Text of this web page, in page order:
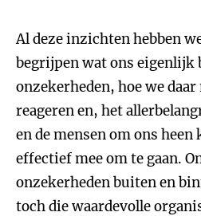
Al deze inzichten hebben
begrijpen wat ons eigenlijk
onzekerheden, hoe we
reageren en, het
en de mensen om ons heen
effectief mee om te gaan.
onzekerheden buiten en
toch die waardevolle